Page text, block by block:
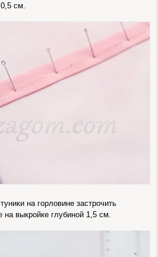
см.
на горловине застрочить
на выкройке глубиной 1,5 см.